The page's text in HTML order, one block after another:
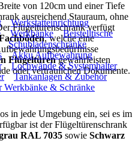
von 120cm und einer Tiefe
ausreichend Stauraum, ohne
Flügeltürenschrank verfügt
, welche eine
Flügeltürengewährleisten
oder vertraulichen Dokumente.
in jede Umgebung ein, sei es im
ist der Flügeltürenschrank
RAL 7035 sowie Schwarz
Werkstatteinrichtung
Werkbänke
Beistelltische
Schubladenschränke
Akku Aufbewahrung
Lochwände & Systemhalter
Tankanlagen & Zubehör
Werkbänke & Schränke